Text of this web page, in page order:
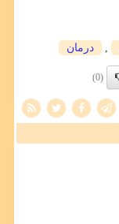
درمان
(0)